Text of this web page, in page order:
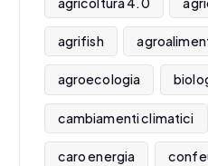
agrifish
agroecologia
cambiamenti climatici
caro energia